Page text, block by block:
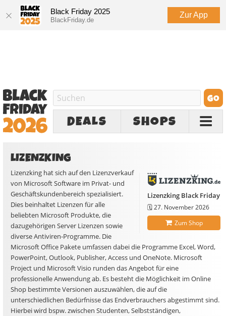
Black Friday 2025
BlackFriday.de
Zur App
DEALS SHOPS
LIZENZKING
Lizenzking Black Friday
🗓️27. November 2026
Zum Shop
Lizenzking hat sich auf den Lizenzverkauf
von Microsoft Software im Privat- und
Geschäftskundenbereich spezialisiert.
Dies beinhaltet Lizenzen für alle
beliebten Microsoft Produkte, die
dazugehörigen Server Lizenzen sowie
diverse Antiviren-Programme. Die
Microsoft Office Pakete umfassen dabei die Programme Excel, Word,
PowerPoint, Outlook, Publisher, Access und OneNote. Microsoft
Project und Microsoft Visio runden das Angebot für eine
professionelle Anwendung ab. Es besteht die Möglichkeit im Online
Shop bestimmte Versionen auszuwählen, die auf die
unterschiedlichen Bedürfnisse das Endverbrauchers abgestimmt sind.
Hierbei wird bspw. zwischen Studenten, Selbstständigen,